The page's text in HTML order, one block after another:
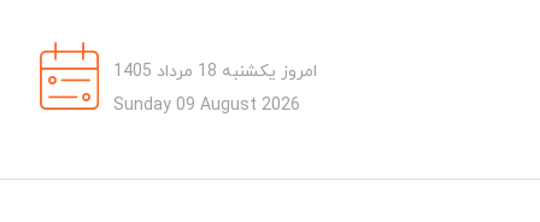
امروز یکشنبه 18 مرداد 1405
Sunday 09 August 2026